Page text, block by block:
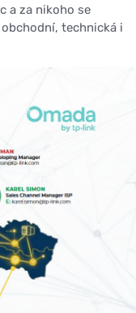
a za nikoho se
technická i